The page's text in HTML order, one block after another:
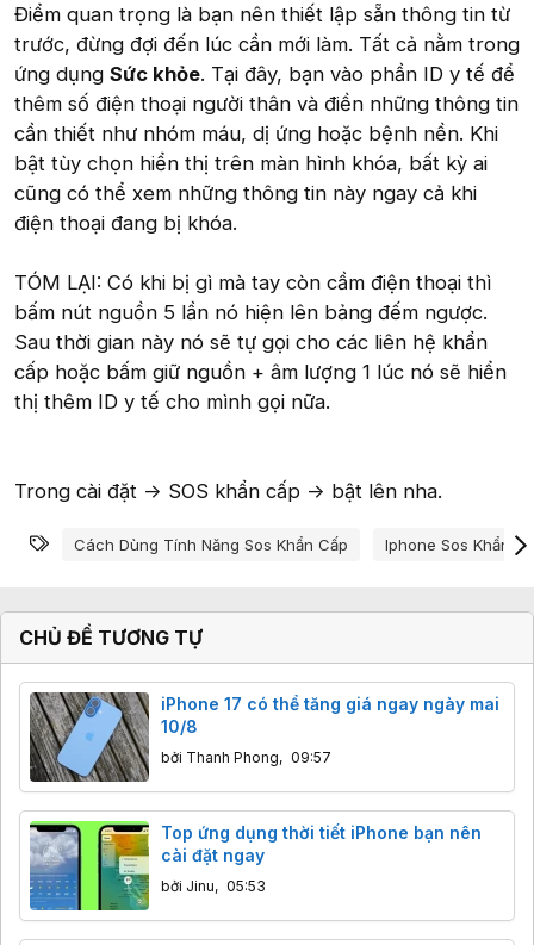
Điểm quan trọng là bạn nên thiết lập sẵn thông tin từ
trước, đừng đợi đến lúc cần mới làm. Tất cả nằm trong
ứng dụng Sức khỏe. Tại đây, bạn vào phần ID y tế để
thêm số điện thoại người thân và điền những thông tin
cần thiết như nhóm máu, dị ứng hoặc bệnh nền. Khi
bật tùy chọn hiển thị trên màn hình khóa, bất kỳ ai
cũng có thể xem những thông tin này ngay cả khi
điện thoại đang bị khóa.
TÓM LẠI: Có khi bị gì mà tay còn cầm điện thoại thì
bấm nút nguồn 5 lần nó hiện lên bảng đếm ngược.
Sau thời gian này nó sẽ tự gọi cho các liên hệ khẩn
cấp hoặc bấm giữ nguồn + âm lượng 1 lúc nó sẽ hiển
thị thêm ID y tế cho mình gọi nữa.
Trong cài đặt -> SOS khẩn cấp -> bật lên nha.
Từ khóa
Cách Dùng Tính Năng Sos Khẩn Cấp Iphone Sos Khẩn
CHỦ ĐỀ TƯƠNG TỰ
iPhone 17 có thể tăng giá ngay ngày mai
10/8
bởi Thanh Phong, 09:57
Top ứng dụng thời tiết iPhone bạn nên
cài đặt ngay
bởi Jinu, 05:53